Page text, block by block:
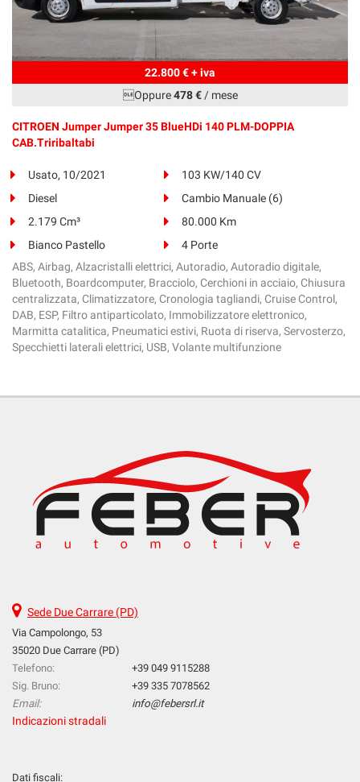
22.800 € + iva
Oppure478 €/ mese
CITROEN Jumper Jumper 35 BlueHDi 140 PLM-DOPPIA
CAB.Triribaltabi
Usato, 10/2021
103 KW/140 CV
Diesel
Cambio Manuale (6)
2.179 Cm³
80.000 Km
Bianco Pastello
4 Porte
ABS, Airbag, Alzacristalli elettrici, Autoradio, Autoradio digitale,
Bluetooth, Boardcomputer, Bracciolo, Cerchioni in acciaio, Chiusura
centralizzata, Climatizzatore, Cronologia tagliandi, Cruise Control,
DAB, ESP, Filtro antiparticolato, Immobilizzatore elettronico,
Marmitta catalitica, Pneumatici estivi, Ruota di riserva, Servosterzo,
Specchietti laterali elettrici, USB, Volante multifunzione
Sede Due Carrare (PD)
Via Campolongo, 53
35020 Due Carrare (PD)
Telefono:
+39 049 9115288
Sig. Bruno:
+39 335 7078562
Email:
info@febersrl.it
Indicazioni stradali
Dati fiscali: